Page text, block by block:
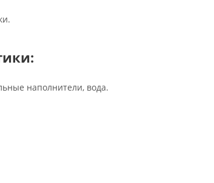
наполнители, вода.